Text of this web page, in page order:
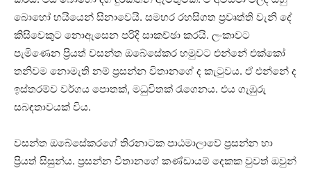
බොහෝ හයියෙන් සිනාවෙයි. සමහර රහසිගත ප්‍රවෘත්ති වැනි දේ
කිසිවෙකුට නොඇසෙන පරිදි සාකච්ඡා කරයි. ලංකාවට
පැමිණෙන ප්‍රියත් වසන්ත ඔබේසේකර හමුවට එන්නේ එක්කෝ
තනිවම නොමැති නම් ප්‍රසන්න විතානගේ ද කැටුවය. ඒ එන්නේ ද
ඉස්තරම්ව වර්ගය පොතක්, මධුවිතක් රැගෙනය. එය ගැඹුරු
සබඳතාවයක් විය.
වසන්ත ඔබේසේකරගේ තිරනාටක පාඨමාලාවේ ප්‍රසන්න හා
ප්‍රියත් සිසුන්ය. ප්‍රසන්න විතානගේ කණ්ඩායම් දෙකක වුවත් ඔවුන්